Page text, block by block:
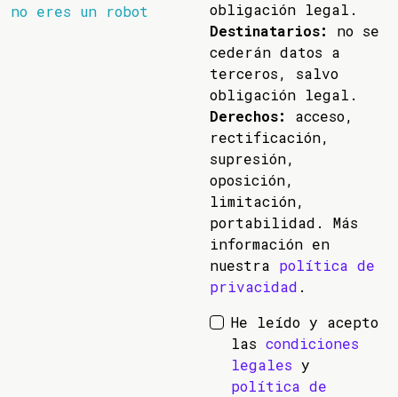
no eres un robot
obligación legal.
Destinatarios:
no se
cederán datos a
terceros, salvo
obligación legal.
Derechos:
acceso,
rectificación,
supresión,
oposición,
limitación,
portabilidad. Más
información en
nuestra política de
privacidad .
He leído y acepto
las condiciones
legales y
política de